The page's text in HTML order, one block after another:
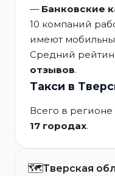
— Банковские
10 компаний
имеют
Средний
отзывов.
Такси в
Всего в регионе
17 городах.
🗺️Тверская